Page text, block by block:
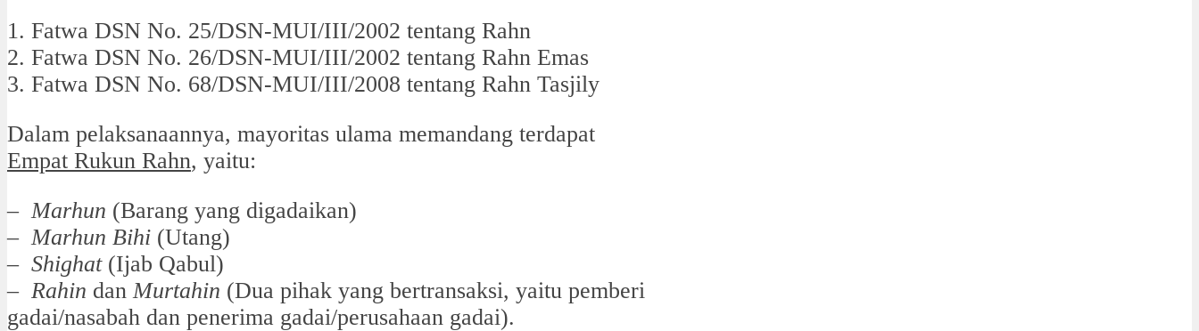
1. Fatwa DSN No. 25/DSN-MUI/III/2002 tentang Rahn
2. Fatwa DSN No. 26/DSN-MUI/III/2002 tentang Rahn Emas
3. Fatwa DSN No. 68/DSN-MUI/III/2008 tentang Rahn Tasjily
Dalam pelaksanaannya, mayoritas ulama memandang terdapat
Empat Rukun Rahn, yaitu:
– Marhun (Barang yang digadaikan)
– Marhun Bihi (Utang)
– Shighat(Ijab Qabul)
– Rahin dan Murtahin (Dua pihak yang bertransaksi, yaitu pemberi
gadai/nasabah dan penerima gadai/perusahaan gadai).